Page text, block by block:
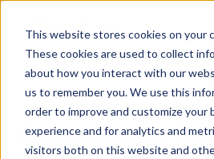
This website stores cookies on your
These cookies are used to collect
about how you interact with our
us to remember you. We use this
order to improve and customize your
experience and for analytics and
visitors both on this website and
All News
ทีม Mindox เข้าร่วมก